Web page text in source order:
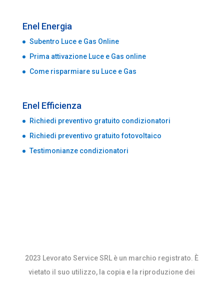
Enel Energia
Subentro Luce e Gas Online
Prima attivazione Luce e Gas online
Come risparmiare su Luce e Gas
Enel Efficienza
Richiedi preventivo gratuito condizionatori
Richiedi preventivo gratuito fotovoltaico
Testimonianze condizionatori
2023 Levorato Service SRL è un marchio registrato. È
vietato il suo utilizzo, la copia e la riproduzione dei